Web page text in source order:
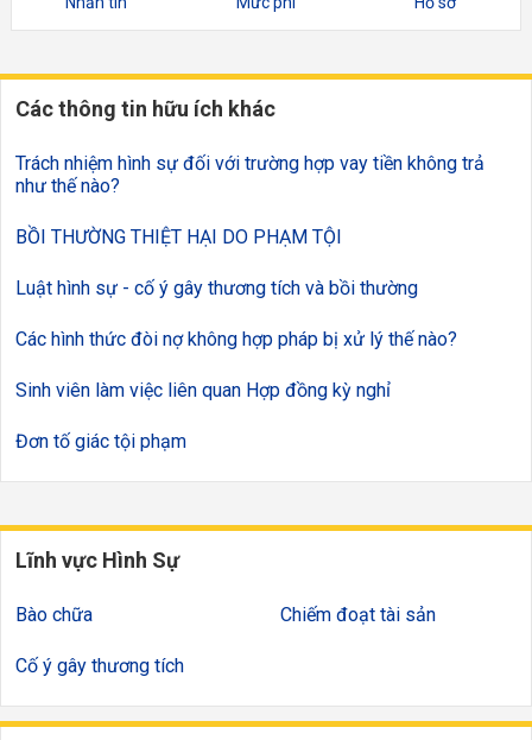
Các thông tin hữu ích khác
Trách nhiệm hình sự đối với trường hợp vay tiền không trả
như thế nào?
BỒI THƯỜNG THIỆT HẠI DO PHẠM TỘI
Luật hình sự - cố ý gây thương tích và bồi thường
Các hình thức đòi nợ không hợp pháp bị xử lý thế nào?
Sinh viên làm việc liên quan Hợp đồng kỳ nghỉ
Đơn tố giác tội phạm
Lĩnh vực Hình Sự
Bào chữa
Cố ý gây thương tích
Chiếm đoạt tài sản